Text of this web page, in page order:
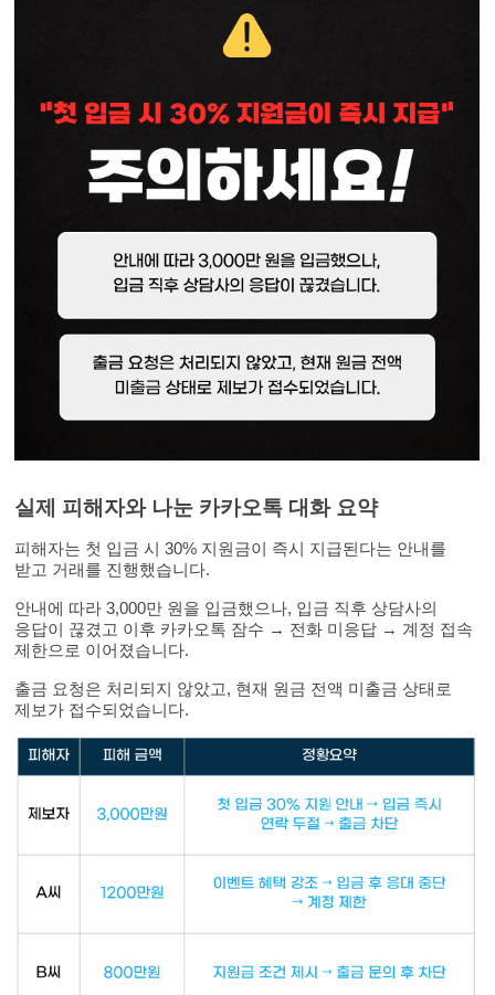
실제 피해자와 나눈 카카오톡 대화 요약
피해자는 첫 입금 시 30% 지원금이 즉시 지급된다는 안내를
받고 거래를 진행했습니다.
안내에 따라 3,000만 원을 입금했으나, 입금 직후 상담사의
응답이 끊겼고 이후 카카오톡 잠수 → 전화 미응답 → 계정 접속
제한으로 이어졌습니다.
출금 요청은 처리되지 않았고, 현재 원금 전액 미출금 상태로
제보가 접수되었습니다.